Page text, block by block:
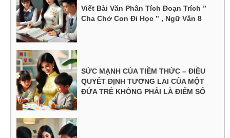
Viết Bài Văn Phân Tích Đoạn Trích ”
Cha Chở Con Đi Học ” , Ngữ Văn 8
SỨC MẠNH CỦA TIỀM THỨC – ĐIỀU
QUYẾT ĐỊNH TƯƠNG LAI CỦA MỘT
ĐỨA TRẺ KHÔNG PHẢI LÀ ĐIỂM SỐ